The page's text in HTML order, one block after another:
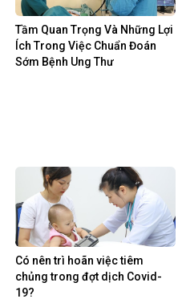
Tầm Quan Trọng Và Những Lợi
Ích Trong Việc Chuẩn Đoán
Sớm Bệnh Ung Thư
Có nên trì hoãn việc tiêm
chủng trong đợt dịch Covid-
19?